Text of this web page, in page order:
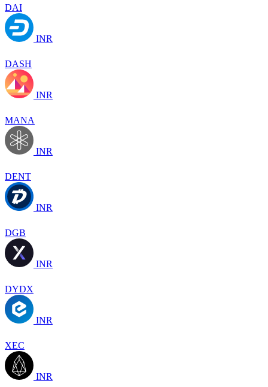
DAI
INR
DASH
INR
MANA
INR
DENT
INR
DGB
INR
DYDX
INR
XEC
INR